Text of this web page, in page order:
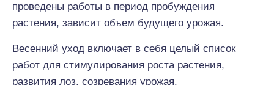
проведены работы в период пробуждения
растения, зависит объем будущего урожая.
Весенний уход включает в себя целый список
работ для стимулирования роста растения,
развития лоз, созревания урожая.